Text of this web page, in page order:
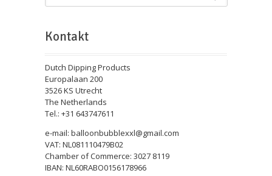
Kontakt
Dutch Dipping Products
Europalaan 200
3526 KS Utrecht
The Netherlands
Tel.: +31 643747611
e-mail: balloonbubblexxl@gmail.com
VAT: NL081110479B02
Chamber of Commerce: 3027 8119
IBAN: NL60RABO0156178966